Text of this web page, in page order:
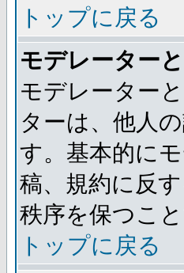
トップに戻る
モデレーター
モデレーター
ターは、他人
す。基本的に
稿、規約に反
秩序を保つこと
トップに戻る